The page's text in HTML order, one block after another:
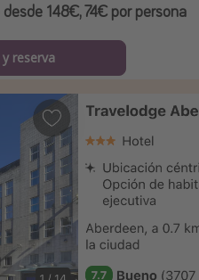
148€, 74€ por persona
reserva